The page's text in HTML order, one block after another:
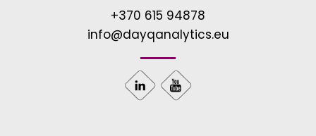
+370 615 94878
info@dayqanalytics.eu